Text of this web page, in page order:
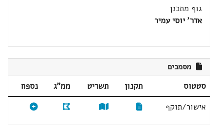
גוף מתכנן
אדר' יוסי עמיר
מסמכים
סטטוס תקנון תשריט ממ"ג
נספח
אישור/תוקף